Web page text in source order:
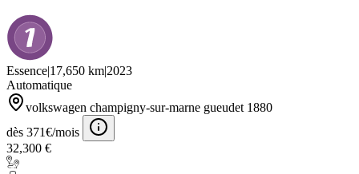
Essence|17,650 km|2023
Automatique
volkswagen champigny-sur-marne gueudet 1880
dès 371€/mois
32,300 €